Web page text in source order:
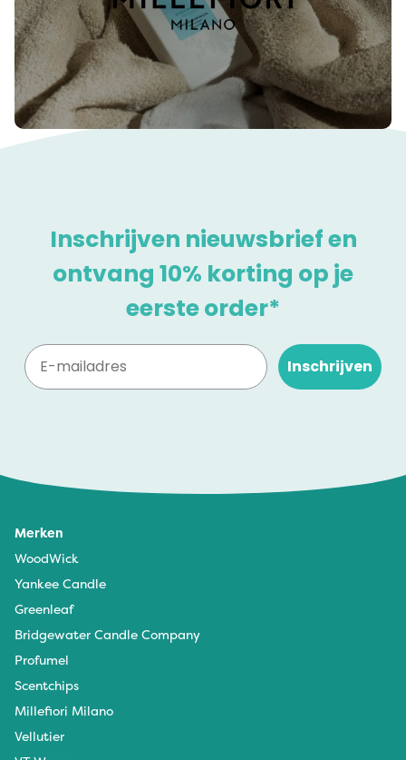
Inschrijven nieuwsbrief en
ontvang 10% korting op je
eerste order*
Inschrijven
Merken
WoodWick
Yankee Candle
Greenleaf
Bridgewater Candle Company
Profumel
Scentchips
Millefiori Milano
Vellutier